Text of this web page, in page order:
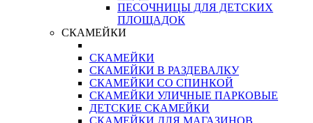
ПЕСОЧНИЦЫ ДЛЯ ДЕТСКИХ
ПЛОЩАДОК
СКАМЕЙКИ
СКАМЕЙКИ
СКАМЕЙКИ В РАЗДЕВАЛКУ
СКАМЕЙКИ СО СПИНКОЙ
СКАМЕЙКИ УЛИЧНЫЕ ПАРКОВЫЕ
ДЕТСКИЕ СКАМЕЙКИ
СКАМЕЙКИ ДЛЯ МАГАЗИНОВ